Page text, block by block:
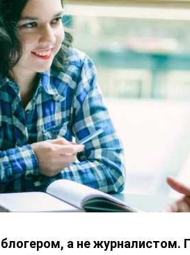
а не журналистом.